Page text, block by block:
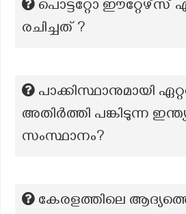
പൊട്ടറ്റോ ഈറ്റേഴ്‌സ്
രചിച്ചത് ?
പാക്കിസ്ഥാനുമായി
അതിർത്തി പങ്കിടുന്ന
സംസ്ഥാനം?
കേരളത്തിലെ